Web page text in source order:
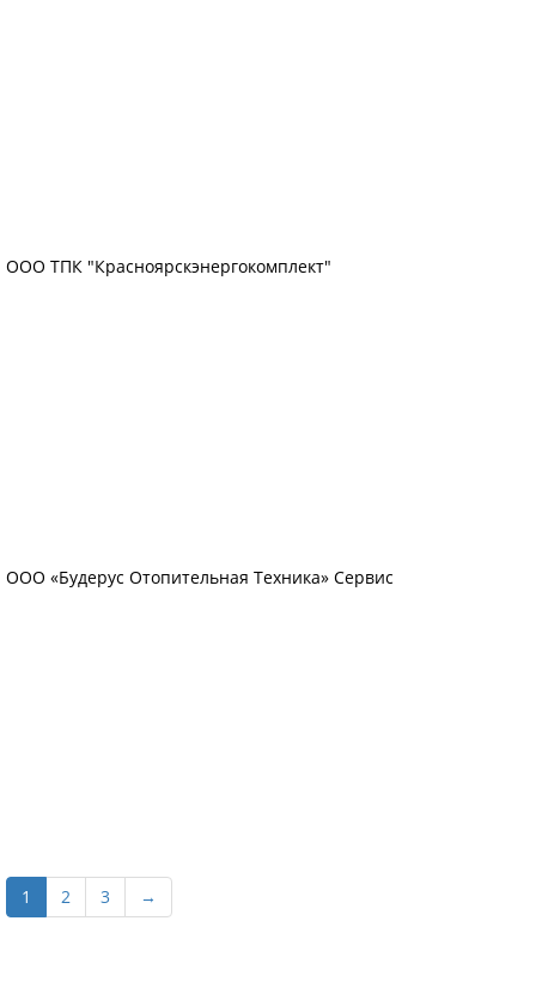
ООО ТПК "Красноярскэнергокомплект"
ООО «Будерус Отопительная Техника» Сервис
1 2 3 →